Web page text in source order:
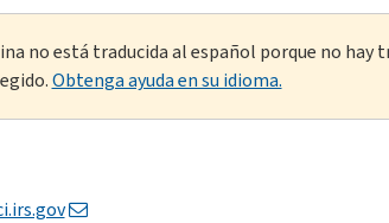
no está traducida al español porque no hay
Obtenga ayuda en su idioma.